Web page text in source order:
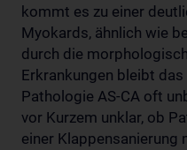
kommt es zu einer
Myokards, ähnlich wie
durch die
Erkrankungen bleibt
Pathologie AS-CA oft
vor Kurzem unklar, ob
einer